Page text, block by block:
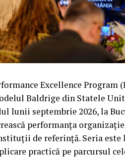
Excellence Program
Baldrige din Statele
lunii septembrie 2026, la
performanța
de referință. Seria
practică pe parcursul